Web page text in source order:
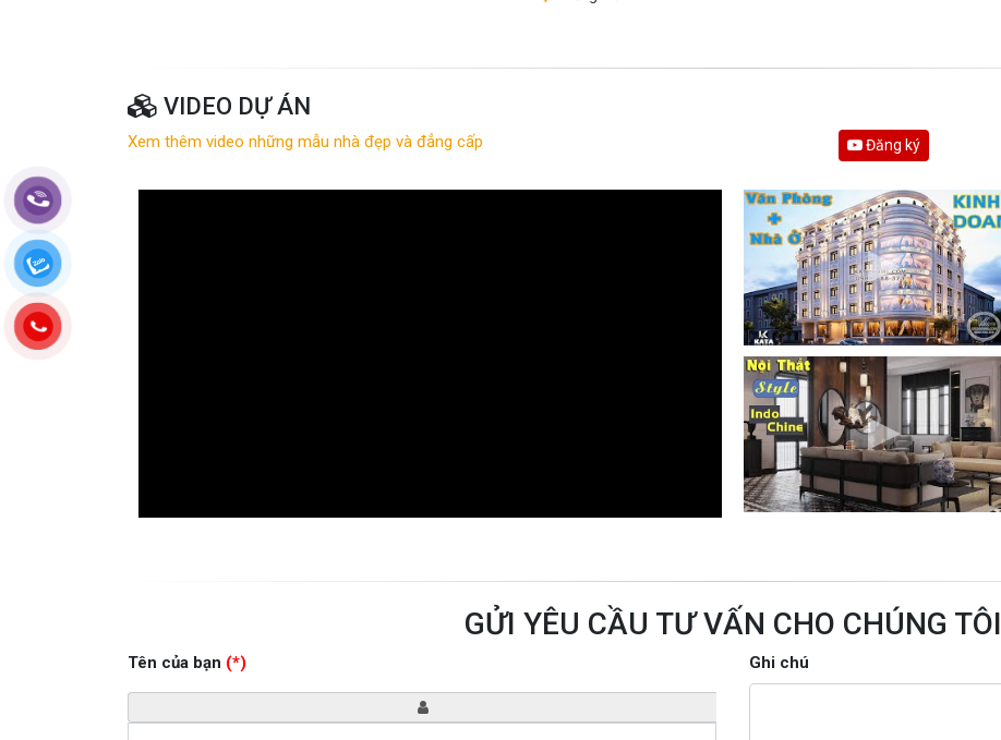
VIDEO DỰ ÁN
Xem thêm video những mẫu nhà đẹp và đẳng cấp Đăng ký
GỬI YÊU CẦU TƯ VẤN CHO CHÚNG TÔI
Tên của bạn (*) Ghi chú